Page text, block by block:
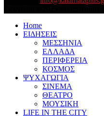
Home
ΕΙΔΗΣΕΙΣ
ΜΕΣΣΗΝΙΑ
ΕΛΛΑΔΑ
ΠΕΡΙΦΕΡΕΙΑ
ΚΟΣΜΟΣ
ΨΥΧΑΓΩΓΙΑ
ΣΙΝΕΜΑ
ΘΕΑΤΡΟ
ΜΟΥΣΙΚΗ
LIFE IN THE CITY